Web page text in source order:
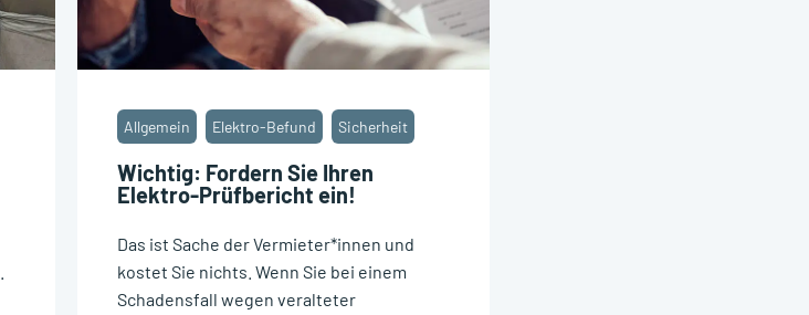
Wichtig: Fordern Sie Ihren
Elektro-Prüfbericht ein!
Allgemein Elektro-Befund Sicherheit
Das ist Sache der Vermieter*innen und
kostet Sie nichts. Wenn Sie bei einem
Schadensfall wegen veralteter